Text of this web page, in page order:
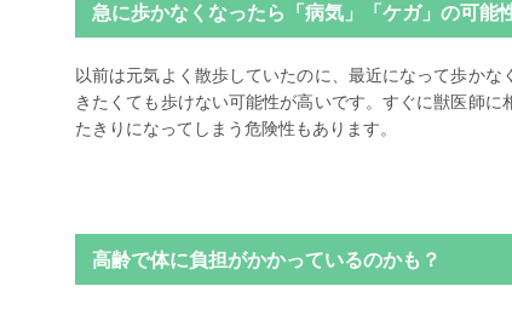
急に歩かなくなったら「病気」「ケガ」の可能
以前は元気よく散歩していたのに、最近になって歩か
きたくても歩けない可能性が高いです。すぐに獣医師
たきりになってしまう危険性もあります。
高齢で体に負担がかかっているのかも？